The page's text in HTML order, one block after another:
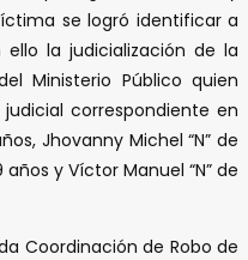
se logró identificar a
la judicialización de la
Ministerio Público quien
correspondiente en
Jhovanny Michel “N” de
años y Víctor Manuel “N” de
Coordinación de Robo de